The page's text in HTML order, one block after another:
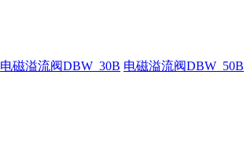
电磁溢流阀DBW_30B 电磁溢流阀DBW_50B